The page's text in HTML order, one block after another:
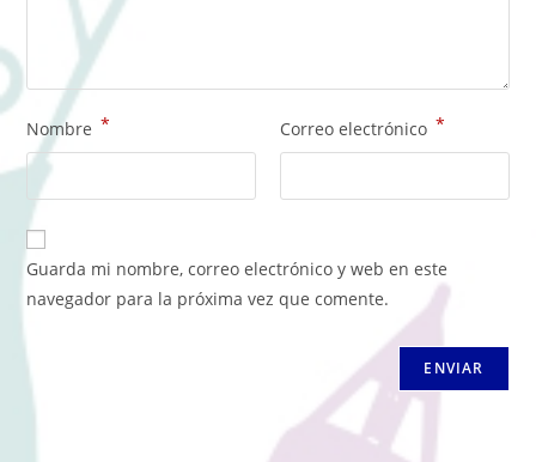
Nombre * Correo electrónico *
Guarda mi nombre, correo electrónico y web en este
navegador para la próxima vez que comente.